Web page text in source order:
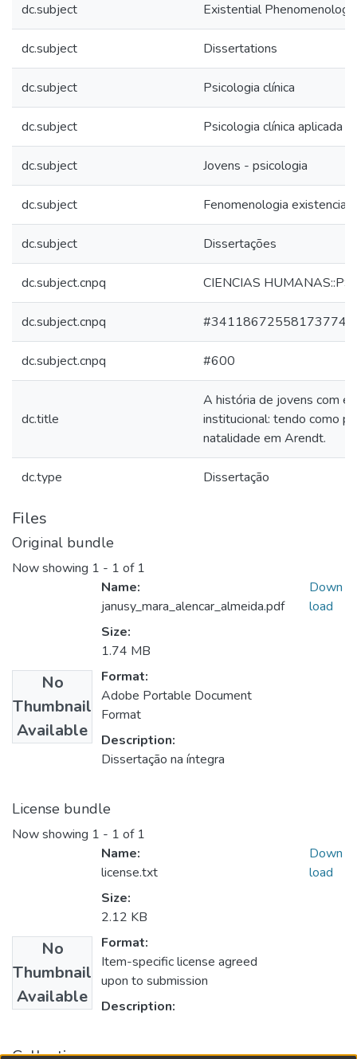
dc.subject Existential Phenomenology
dc.subject Dissertations
dc.subject Psicologia clínica
dc.subject Psicologia clínica aplicada
dc.subject Jovens - psicologia
dc.subject Fenomenologia existencial
dc.subject Dissertações
dc.subject.cnpq CIENCIAS
dc.subject.cnpq
dc.subject.cnpq #600
dc.title
A história de jovens com
institucional: tendo como
natalidade em Arendt.
dc.type Dissertação
Files
Original bundle
Now showing 1 - 1 of 1
No
Thumbnail
Available
Name:
janusy_mara_alencar_almeida.pdf
Size:
1.74 MB
Format:
Adobe Portable Document
Format
Description:
Dissertação na íntegra
Down
load
License bundle
Now showing 1 - 1 of 1
No
Thumbnail
Available
Name:
license.txt
Size:
2.12 KB
Format:
Item-specific license agreed
upon to submission
Description:
Down
load